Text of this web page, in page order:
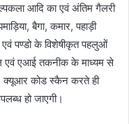
आदि का एवं अंतिम गैलरी
बैगा, कमार, पहाड़ी
एवं पण्डो के विशेषीकृत पहलुओं
एवं एआई तकनीक के माध्यम से
क्यूआर कोड स्कैन करते ही
हो जाएगी।